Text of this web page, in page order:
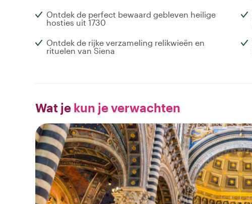
Ontdek de perfect bewaard gebleven heilige
hosties uit 1730
Ontdek de rijke verzameling relikwieën en
rituelen van Siena
Wat je kun je verwachten